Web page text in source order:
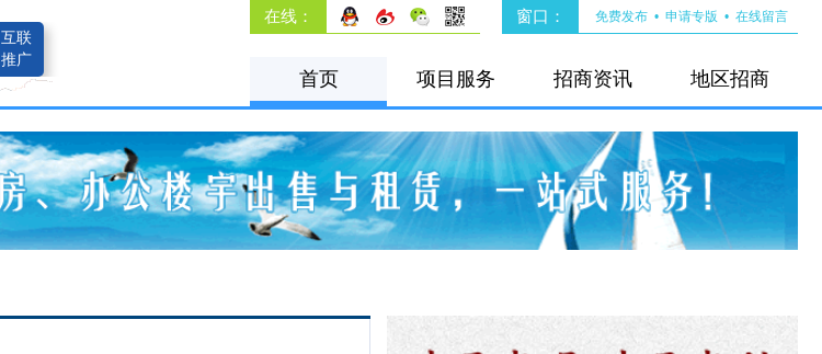
互联
推广
窗口： 免费发布 • 申请专版 • 在线留言
在线：
首页 项目服务 招商资讯 地区招商